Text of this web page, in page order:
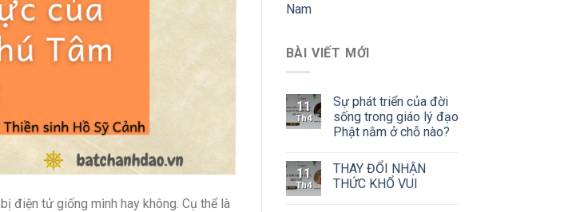
điện tử giống mình hay không. Cụ thể là
Nam
BÀI VIẾT MỚI
11
Th4
Sự phát triển của đời
sống trong giáo lý đạo
Phật nằm ở chỗ nào?
11
Th4
THAY ĐỔI NHẬN
THỨC KHỔ VUI